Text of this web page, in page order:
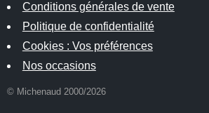
Conditions générales de vente
Politique de confidentialité
Cookies : Vos préférences
Nos occasions
© Michenaud 2000/2026